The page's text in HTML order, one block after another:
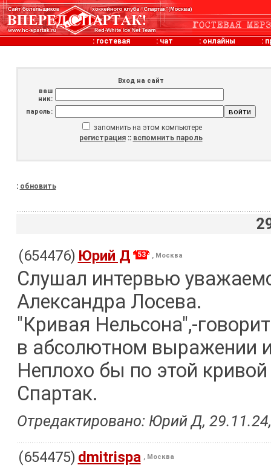
: гостевая : чат : онлайны :
Вход на сайт
ваш
ник:
пароль:
запомнить на этом компьютере
регистрация:: вспомнить пароль
: обновить
(654476) Юрий Д 53 , Москва
Слушал интервью
Александра Лосева.
"Кривая Нельсона",-
в абсолютном выражении
Неплохо бы по этой
Спартак.
Отредактировано: Юрий Д,
(654475) dmitrispa , Москва